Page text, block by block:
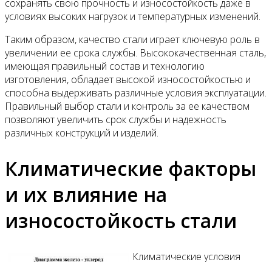
сохранять свою прочность и износостойкость даже в
условиях высоких нагрузок и температурных изменений.
Таким образом, качество стали играет ключевую роль в
увеличении ее срока службы. Высококачественная сталь,
имеющая правильный состав и технологию
изготовления, обладает высокой износостойкостью и
способна выдерживать различные условия эксплуатации.
Правильный выбор стали и контроль за ее качеством
позволяют увеличить срок службы и надежность
различных конструкций и изделий.
Климатические факторы
и их влияние на
износостойкость стали
Климатические условия